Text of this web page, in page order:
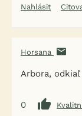
Nahlásit
Horsana
Arbora,
0